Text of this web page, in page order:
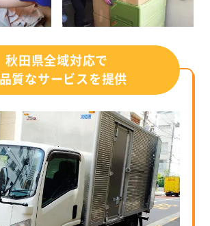
秋田県全域対応で
質なサービスを提供